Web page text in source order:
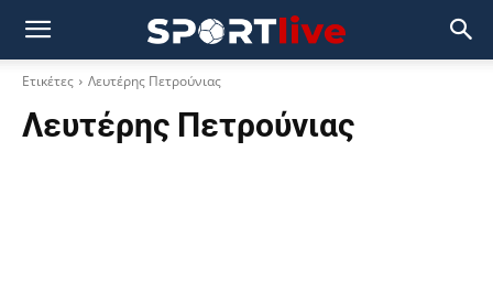
Ετικέτες Λευτέρης Πετρούνιας
Λευτέρης Πετρούνιας